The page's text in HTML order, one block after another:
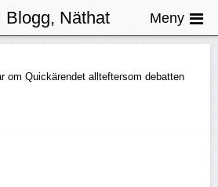
om Quickärendet allteftersom debatten
Blogg, Näthat Meny